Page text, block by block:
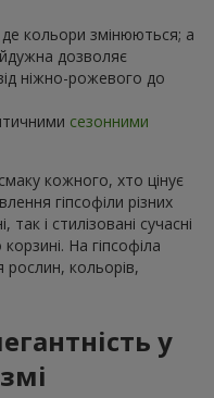
де кольори змінюються; а
дозволяє
ніжно-рожевого до
сезонними
кожного, хто цінує
гіпсофіли різних
і стилізовані сучасні
На гіпсофіла
рослин, кольорів,
у